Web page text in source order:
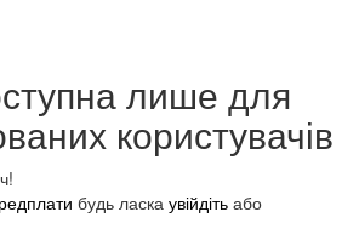
лише для
користувачів
будь ласка увійдіть або